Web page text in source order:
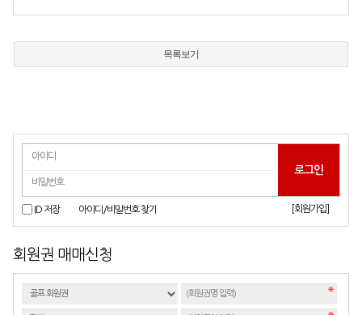
목록보기
ID 저장 아이디/비밀번호 찾기 [회원가입]
회원권 매매신청